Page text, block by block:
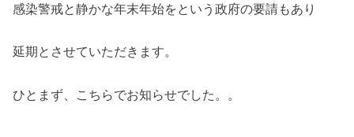
感染警戒と静かな年末年始をという政府の要請もあり
延期とさせていただきます。
ひとまず、こちらでお知らせでした。。